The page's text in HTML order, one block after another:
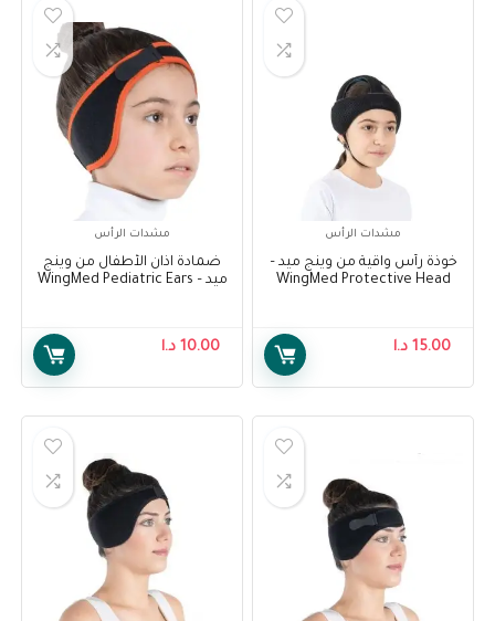
مشدات الرأس
خوذة رأس واقية من وينج ميد –
WingMed Protective Head
15.00 د.ا
مشدات الرأس
ضمادة آذان الأطفال من وينج
ميد – WingMed Pediatric Ears
10.00 د.ا